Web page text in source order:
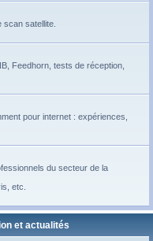
scan satellite.
Feedhorn, tests de réception,
pour internet : expériences,
du secteur de la
etc.
et actualités